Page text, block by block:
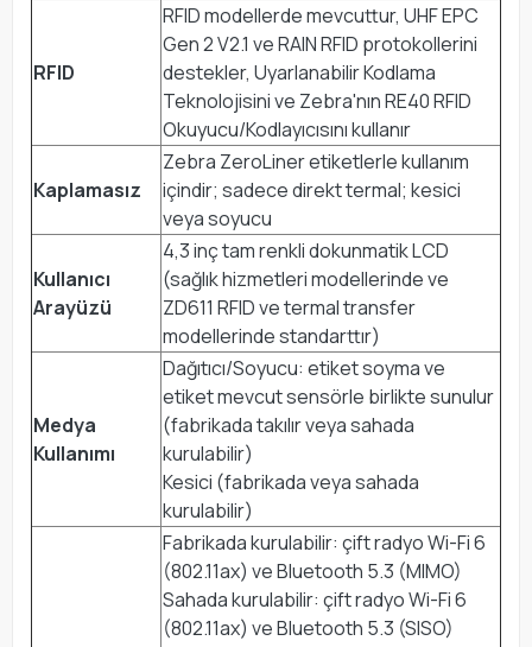
RFID
RFID modellerde mevcuttur, UHF EPC
Gen 2 V2.1 ve RAIN RFID protokollerini
destekler, Uyarlanabilir Kodlama
Teknolojisini ve Zebra'nın RE40 RFID
Okuyucu/Kodlayıcısını kullanır
Kaplamasız
Zebra ZeroLiner etiketlerle kullanım
içindir; sadece direkt termal; kesici
veya soyucu
Kullanıcı
Arayüzü
4,3 inç tam renkli dokunmatik LCD
(sağlık hizmetleri modellerinde ve
ZD611 RFID ve termal transfer
modellerinde standarttır)
Medya
Kullanımı
Dağıtıcı/Soyucu: etiket soyma ve
etiket mevcut sensörle birlikte sunulur
(fabrikada takılır veya sahada
kurulabilir)
Kesici (fabrikada veya sahada
kurulabilir)
Fabrikada kurulabilir: çift radyo Wi-Fi 6
(802.11ax) ve Bluetooth 5.3 (MIMO)
Sahada kurulabilir: çift radyo Wi-Fi 6
(802.11ax) ve Bluetooth 5.3 (SISO)